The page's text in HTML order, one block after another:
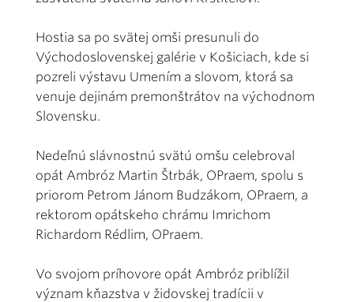
Hostia sa po svätej omši presunuli do
Východoslovenskej galérie v Košiciach, kde si
pozreli výstavu Umením a slovom, ktorá sa
venuje dejinám premonštrátov na východnom
Slovensku.
Nedeľnú slávnostnú svätú omšu celebroval
opát Ambróz Martin Štrbák, OPraem, spolu s
priorom Petrom Jánom Budzákom, OPraem, a
rektorom opátskeho chrámu Imrichom
Richardom Rédlim, OPraem.
Vo svojom príhovore opát Ambróz priblížil
význam kňazstva v židovskej tradícii v